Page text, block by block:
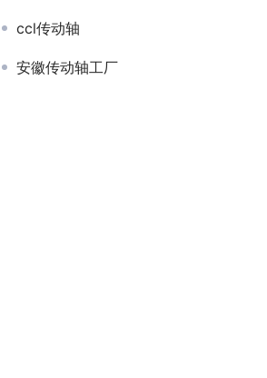
ccl传动轴
安徽传动轴工厂